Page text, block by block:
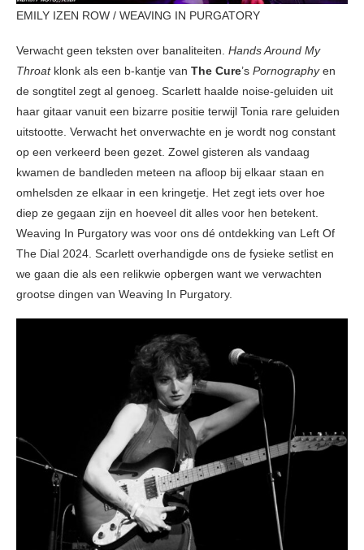
EMILY IZEN ROW / WEAVING IN PURGATORY
Verwacht geen teksten over banaliteiten. Hands Around My
Throat klonk als een b-kantje van The Cure’s Pornographyen
de songtitel zegt al genoeg. Scarlett haalde noise-geluiden uit
haar gitaar vanuit een bizarre positie terwijl Tonia rare geluiden
uitstootte. Verwacht het onverwachte en je wordt nog constant
op een verkeerd been gezet. Zowel gisteren als vandaag
kwamen de bandleden meteen na afloop bij elkaar staan en
omhelsden ze elkaar in een kringetje. Het zegt iets over hoe
diep ze gegaan zijn en hoeveel dit alles voor hen betekent.
Weaving In Purgatory was voor ons dé ontdekking van Left Of
The Dial 2024. Scarlett overhandigde ons de fysieke setlist en
we gaan die als een relikwie opbergen want we verwachten
grootse dingen van Weaving In Purgatory.